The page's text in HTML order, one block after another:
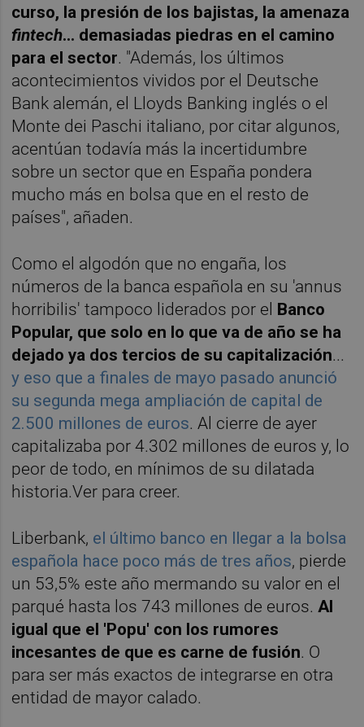
curso, la presión de los bajistas, la amenaza
fintech... demasiadas piedras en el camino
para el sector. "Además, los últimos
acontecimientos vividos por el Deutsche
Bank alemán, el Lloyds Banking inglés o el
Monte dei Paschi italiano, por citar algunos,
acentúan todavía más la incertidumbre
sobre un sector que en España pondera
mucho más en bolsa que en el resto de
países", añaden.
Como el algodón que no engaña, los
números de la banca española en su 'annus
horribilis' tampoco liderados por el Banco
Popular, que solo en lo que va de año se ha
dejado ya dos tercios de su capitalización...
y eso que a finales de mayo pasado anunció
su segunda mega ampliación de capital de
2.500 millones de euros. Al cierre de ayer
capitalizaba por 4.302 millones de euros y, lo
peor de todo, en mínimos de su dilatada
historia.Ver para creer.
Liberbank, el último banco en llegar a la bolsa
española hace poco más de tres años, pierde
un 53,5% este año mermando su valor en el
parqué hasta los 743 millones de euros.Al
igual que el 'Popu' con los rumores
incesantes de que es carne de fusión. O
para ser más exactos de integrarse en otra
entidad de mayor calado.